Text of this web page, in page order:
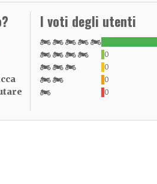
I voti degli utenti
0
0
0
0